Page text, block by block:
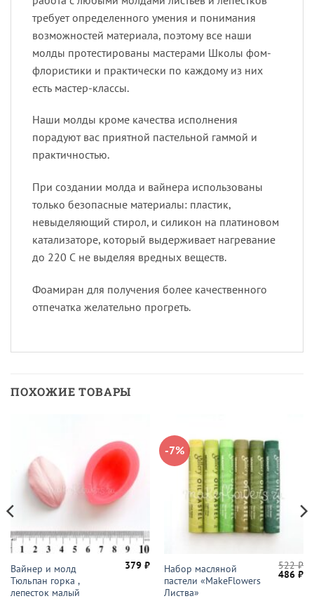
требует определенного умения и понимания
возможностей материала, поэтому все наши
молды протестированы мастерами Школы фом-
флористики и практически по каждому из них
есть мастер-классы.
Наши молды кроме качества исполнения
порадуют вас приятной пастельной гаммой и
практичностью.
При создании молда и вайнера использованы
только безопасные материалы: пластик,
невыделяющий стирол, и силикон на платиновом
катализаторе, который выдерживает нагревание
до 220 С не выделяя вредных веществ.
Фоамиран для получения более качественного
отпечатка желательно прогреть.
ПОХОЖИЕ ТОВАРЫ
Вайнер и молд
Тюльпан горка ,
лепесток малый
379₽
-7%
Набор масляной
пастели «MakeFlowers
Листва»
522₽
486₽